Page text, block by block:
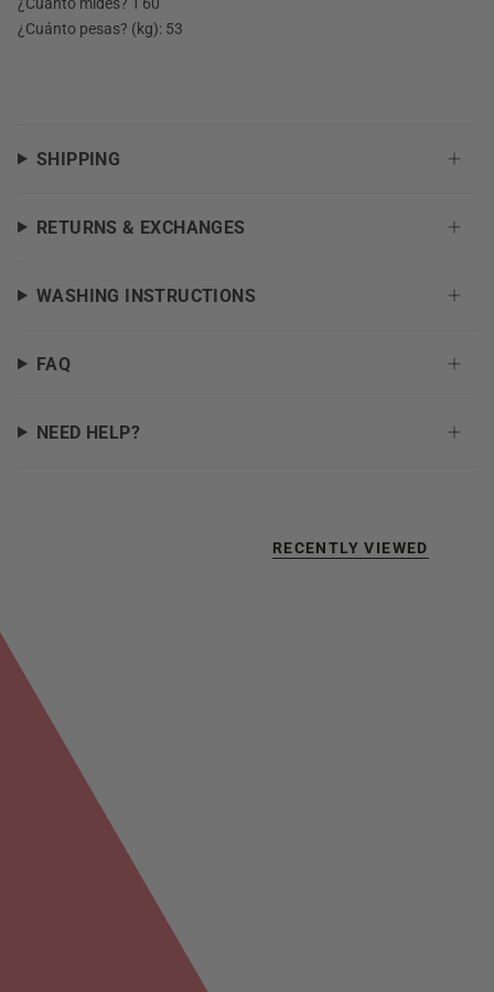
¿Cuánto pesas? (kg): 53
SHIPPING
RETURNS & EXCHANGES
WASHING INSTRUCTIONS
FAQ
NEED HELP?
RECENTLY VIEWED